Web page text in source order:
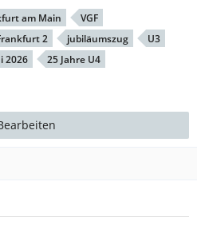
am Main
VGF
2 jubiläumszug
U3
2026 25 Jahre U4